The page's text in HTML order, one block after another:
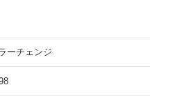
ーチェンジ